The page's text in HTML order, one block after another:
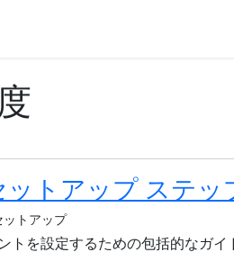
ットアップ ステ
ットアップ
トを設定するための包括的なガイ